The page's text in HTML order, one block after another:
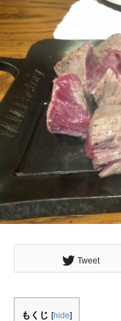
Tweet
もくじ [hide]